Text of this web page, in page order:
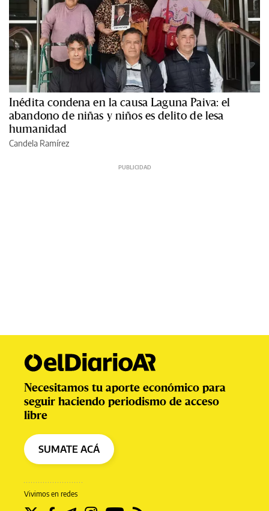
Inédita condena en la causa Laguna Paiva: el
abandono de niñas y niños es delito de lesa
humanidad
Candela Ramírez
Vivimos en redes
Necesitamos tu aporte económico para
seguir haciendo periodismo de acceso
libre
SUMATE ACÁ